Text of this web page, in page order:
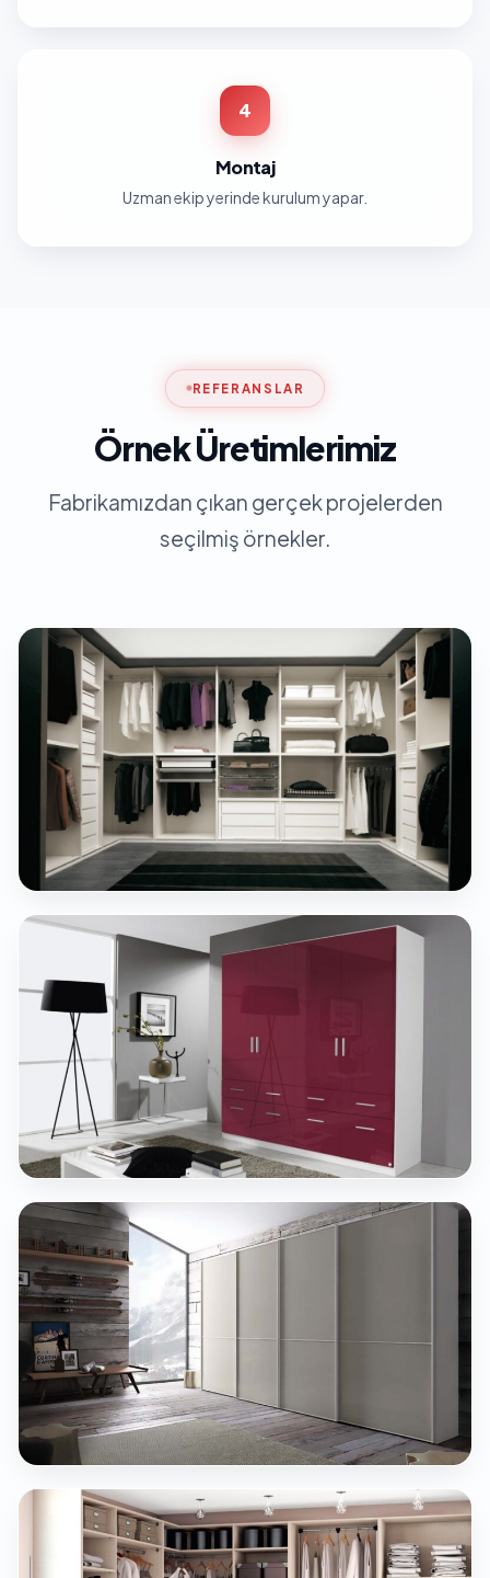
4
Montaj
Uzman ekip yerinde kurulum yapar.
REFERANSLAR
Örnek Üretimlerimiz
Fabrikamızdan çıkan gerçek projelerden
seçilmiş örnekler.